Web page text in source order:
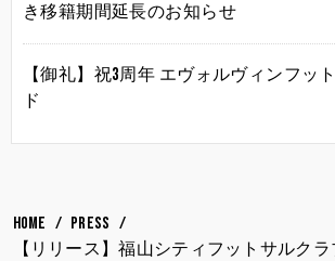
き移籍期間延長のお知らせ
【御礼】祝3周年 エヴォルヴィンフッ
ド
HOME
PRESS
【リリース】福山シティフットサルクラ